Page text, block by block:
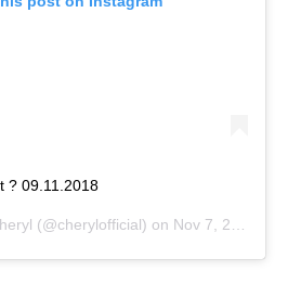
? 09.11.2018
(@cherylofficial) on Nov 7, 2018 at 6:47am PST